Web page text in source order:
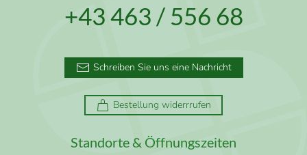
+43 463 / 556 68
Schreiben Sie uns eine Nachricht
Bestellung widerrrufen
Standorte & Öffnungszeiten